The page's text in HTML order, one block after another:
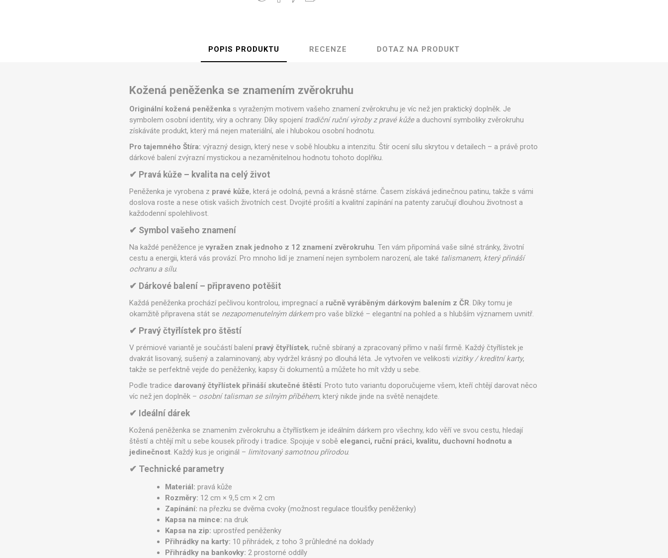
POPIS PRODUKTU RECENZE DOTAZ NA PRODUKT
Kožená peněženka se znamením zvěrokruhu
Originální kožená peněženka s vyraženým motivem vašeho znamení zvěrokruhu je víc než jen praktický doplněk. Je
symbolem osobní identity, víry a ochrany. Díky spojení tradiční ruční výroby z pravé kůžea duchovní symboliky zvěrokruhu
získáváte produkt, který má nejen materiální, ale i hlubokou osobní hodnotu.
Pro tajemného Štíra: výrazný design, který nese v sobě hloubku a intenzitu. Štír ocení sílu skrytou v detailech – a právě proto
dárkové balení zvýrazní mystickou a nezaměnitelnou hodnotu tohoto doplňku.
✔ Pravá kůže – kvalita na celý život
Peněženka je vyrobena z pravé kůže, která je odolná, pevná a krásně stárne. Časem získává jedinečnou patinu, takže s vámi
doslova roste a nese otisk vašich životních cest. Dvojité prošití a kvalitní zapínání na patenty zaručují dlouhou životnost a
každodenní spolehlivost.
✔ Symbol vašeho znamení
Na každé peněžence jevyražen znak jednoho z 12 znamení zvěrokruhu. Ten vám připomíná vaše silné stránky, životní
cestu a energii, která vás provází. Pro mnoho lidí je znamení nejen symbolem narození, ale také talismanem, který přináší
ochranu a sílu.
✔ Dárkové balení – připraveno potěšit
Každá peněženka prochází pečlivou kontrolou, impregnací a ručně vyráběným dárkovým balením z ČR. Díky tomu je
okamžitě připravena stát se nezapomenutelným dárkempro vaše blízké – elegantní na pohled a s hlubším významem uvnitř.
✔ Pravý čtyřlístek pro štěstí
V prémiové variantě je součástí balení pravý čtyřlístek, ručně sbíraný a zpracovaný přímo v naší firmě. Každý čtyřlístek je
dvakrát lisovaný, sušený a zalaminovaný, aby vydržel krásný po dlouhá léta. Je vytvořen ve velikosti vizitky / kreditní karty,
takže se perfektně vejde do peněženky, kapsy či dokumentů a můžete ho mít vždy u sebe.
Podle tradice darovaný čtyřlístek přináší skutečné štěstí. Proto tuto variantu doporučujeme všem, kteří chtějí darovat něco
víc než jen doplněk – osobní talisman se silným příběhem, který nikde jinde na světě nenajdete.
✔ Ideální dárek
Kožená peněženka se znamením zvěrokruhu a čtyřlístkem je ideálním dárkem pro všechny, kdo věří ve svou cestu, hledají
štěstí a chtějí mít u sebe kousek přírody i tradice. Spojuje v sobě eleganci, ruční práci, kvalitu, duchovní hodnotu a
jedinečnost. Každý kus je originál – limitovaný samotnou přírodou.
✔ Technické parametry
Materiál: pravá kůže
Rozměry: 12 cm × 9,5 cm × 2 cm
Zapínání: na přezku se dvěma cvoky (možnost regulace tloušťky peněženky)
Kapsa na mince: na druk
Kapsa na zip: uprostřed peněženky
Přihrádky na karty: 10 přihrádek, z toho 3 průhledné na doklady
Přihrádky na bankovky: 2 prostorné oddíly